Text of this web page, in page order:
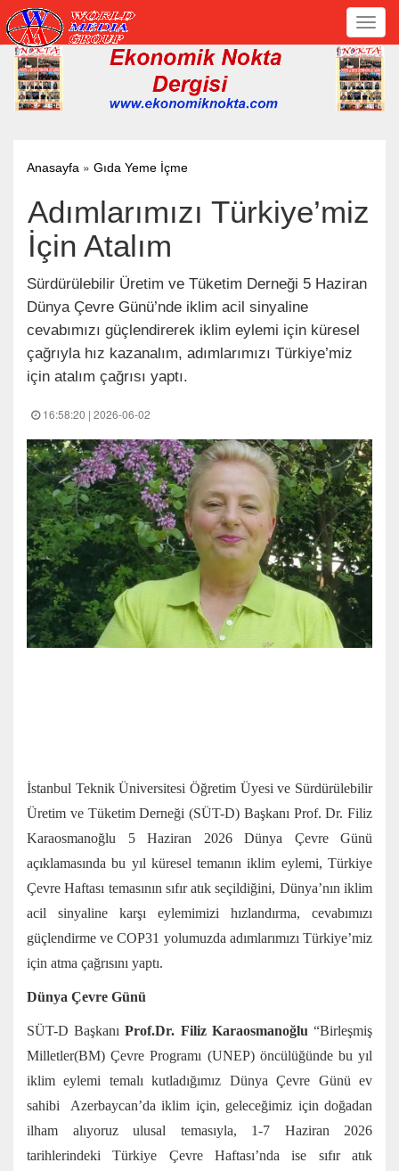
Anasayfa » Gıda Yeme İçme
Adımlarımızı Türkiye’miz
İçin Atalım
Sürdürülebilir Üretim ve Tüketim Derneği 5 Haziran
Dünya Çevre Günü’nde iklim acil sinyaline
cevabımızı güçlendirerek iklim eylemi için küresel
çağrıyla hız kazanalım, adımlarımızı Türkiye’miz
için atalım çağrısı yaptı.
16:58:20 | 2026-06-02
İstanbul Teknik Üniversitesi Öğretim Üyesi ve Sürdürülebilir
Üretim ve Tüketim Derneği (SÜT-D) Başkanı Prof. Dr. Filiz
Karaosmanoğlu 5 Haziran 2026 Dünya Çevre Günü
açıklamasında bu yıl küresel temanın iklim eylemi, Türkiye
Çevre Haftası temasının sıfır atık seçildiğini, Dünya’nın iklim
acil sinyaline karşı eylemimizi hızlandırma, cevabımızı
güçlendirme ve COP31 yolumuzda adımlarımızı Türkiye’miz
için atma çağrısını yaptı.
Dünya Çevre Günü
SÜT-D BaşkanıProf.Dr. Filiz Karaosmanoğlu “Birleşmiş
Milletler(BM) Çevre Programı (UNEP) öncülüğünde bu yıl
iklim eylemi temalı kutladığımız Dünya Çevre Günü ev
sahibi Azerbaycan’da iklim için, geleceğimiz için doğadan
ilham alıyoruz ulusal temasıyla, 1-7 Haziran 2026
tarihlerindeki Türkiye Çevre Haftası’nda ise sıfır atık